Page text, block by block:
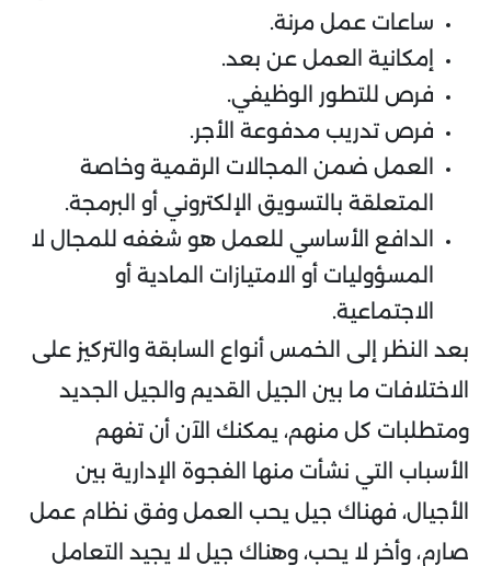
ساعات عمل مرنة.
إمكانية العمل عن بعد.
فرص للتطور الوظيفي.
فرص تدريب مدفوعة الأجر.
العمل ضمن المجالات الرقمية وخاصة
المتعلقة بالتسويق الإلكتروني أو البرمجة.
الدافع الأساسي للعمل هو شغفه للمجال لا
المسؤوليات أو الامتيازات المادية أو
الاجتماعية.
بعد النظر إلى الخمس أنواع السابقة والتركيز على
الاختلافات ما بين الجيل القديم والجيل الجديد
ومتطلبات كل منهم، يمكنك الآن أن تفهم
الأسباب التي نشأت منها الفجوة الإدارية بين
الأجيال، فهناك جيل يحب العمل وفق نظام عمل
صارم، وأخر لا يحب، وهناك جيل لا يجيد التعامل